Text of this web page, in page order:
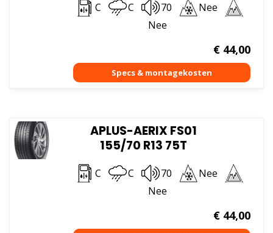
C C 70
Nee
Nee
€44,00
APLUS-AERIX FS01
155/70 R13 75T
C C 70
Nee
Nee
€44,00